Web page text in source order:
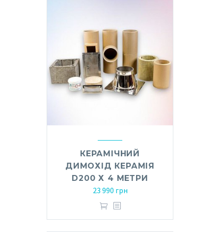
КЕРАМІЧНИЙ
ДИМОХІД КЕРАМІЯ
D200 Х 4 МЕТРИ
23 990 грн